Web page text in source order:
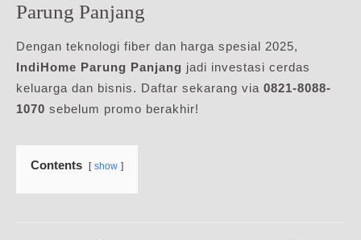
Parung Panjang
Dengan teknologi fiber dan harga spesial 2025,
IndiHome Parung Panjang jadi investasi cerdas
keluarga dan bisnis. Daftar sekarang via 0821-8088-
1070 sebelum promo berakhir!
Contents show